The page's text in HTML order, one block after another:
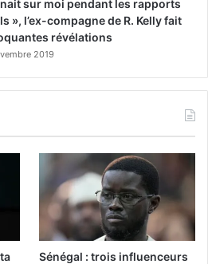
sur moi pendant les rapports
», l’ex-compagne de R. Kelly fait
révélations
2019
Sénégal : trois influenceurs